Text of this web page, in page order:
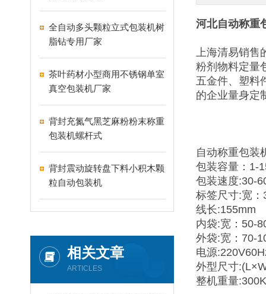
全自动多头颗粒立式包装机树
脂钻专用厂家
茶叶药材小型商用不锈钢单室
真空包装机厂家
背封充氮气黑芝麻粉粉末称重
包装机螺杆式
背封震动旋转盘下料小积木颗
粒自动包装机
相关文章
ARTICLES
河北自动称重
上海清易销售
粉剂物料定量
五金件、塑料
的企业量身定
自动称重包装
包装容量：1-
包装速度:30-
标签尺寸:宽
线长:155mm
内袋:宽：50-
外袋:宽：70-
电源
外型尺寸
整机重量